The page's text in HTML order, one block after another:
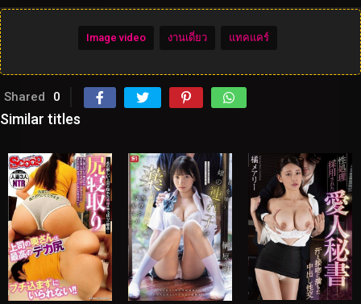
Image video งานเดี่ยว แทคแคร์
Shared 0
Similar titles